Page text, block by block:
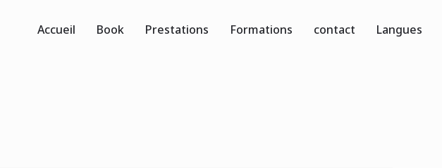
Accueil Book Prestations Formations contact Langues